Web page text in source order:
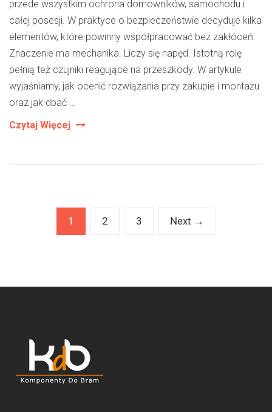
przede wszystkim ochrona domowników, samochodu i
całej posesji. W praktyce o bezpieczeństwie decyduje kilka
elementów, które powinny współpracować bez zakłóceń.
Znaczenie ma mechanika. Liczy się napęd. Istotną rolę
pełnią też czujniki reagujące na przeszkody. W artykule
wyjaśniamy, jak ocenić rozwiązania przy zakupie i montażu
oraz jak dbać …
Czytaj Więcej Jakie
Bramy
Garażowej
1 2 3 Next →